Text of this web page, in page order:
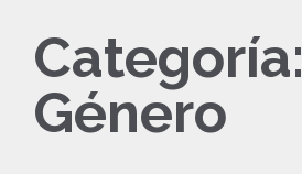
Categoría:
Género